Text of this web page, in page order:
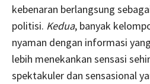
kebenaran berlangsung
politisi. Kedua, banyak
nyaman dengan informasi
lebih menekankan sensasi
spektakuler dan sensasional